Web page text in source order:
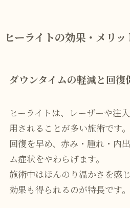
ヒーライトの効果・メリッ
ダウンタイムの軽減と回復
ヒーライトは、レーザーや注
用されることが多い施術です
回復を早め、赤み・腫れ・内
ム症状をやわらげます。
施術中はほんのり温かさを感
効果も得られるのが特長です。